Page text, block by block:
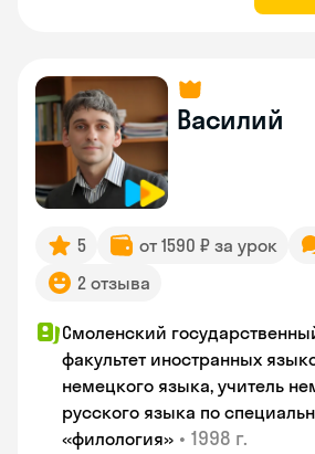
Василий
5 от 1590 ₽ за урок
2 отзыва
Смоленский
факультет иностранных
немецкого языка, учитель
русского языка по
«филология» • 1998 г.